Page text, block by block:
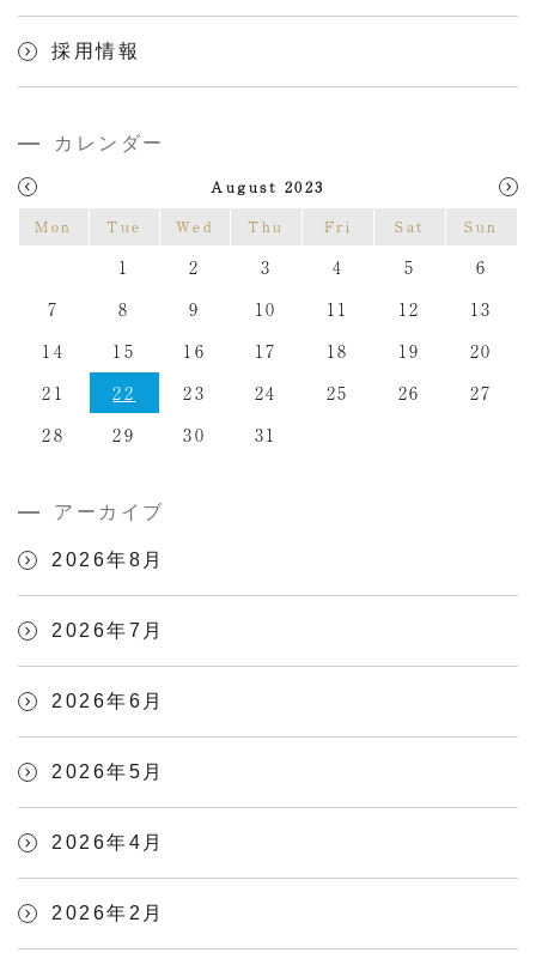
採用情報
カレンダー
August 2023
Mon
Tue Wed Thu Fri Sat Sun
1 2 3 4 5
6
7
8 9 10 11 12
13
14
15 16 17 18 19
20
21
22 23 24 25 26
27
28
29 30 31
アーカイブ
2026年8月
2026年7月
2026年6月
2026年5月
2026年4月
2026年2月